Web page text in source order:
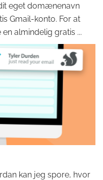
eget domænenavn
Gmail-konto. For at
almindelig gratis ...
kan jeg spore, hvor